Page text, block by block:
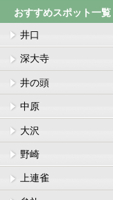
おすすめスポット一覧
井口
深大寺
井の頭
中原
大沢
野崎
上連雀